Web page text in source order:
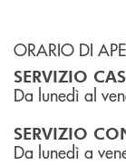
ORARIO DI
SERVIZIO
Da lunedì al
SERVIZIO
Da lunedì a